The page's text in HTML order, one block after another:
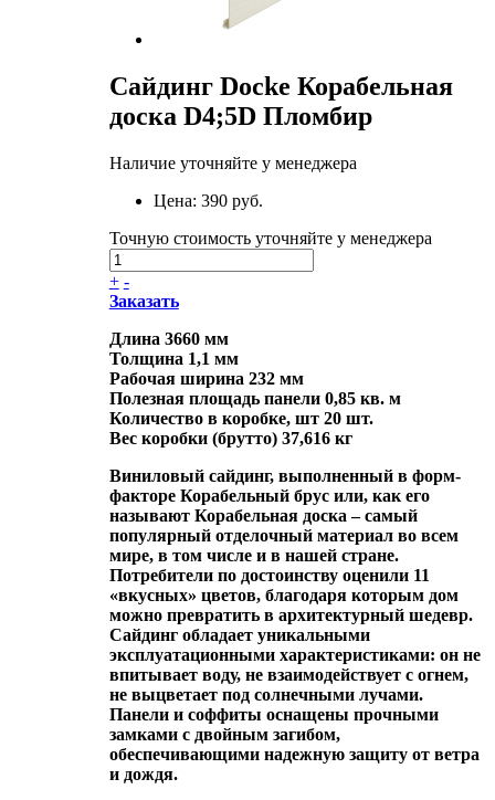
Сайдинг Docke Корабельная
доска D4;5D Пломбир
Наличие уточняйте у менеджера
Цена: 390 руб.
Точную стоимость уточняйте у менеджера
+ -
Заказать
Длина 3660 мм
Толщина 1,1 мм
Рабочая ширина 232 мм
Полезная площадь панели 0,85 кв. м
Количество в коробке, шт 20 шт.
Вес коробки (брутто) 37,616 кг
Виниловый сайдинг, выполненный в форм-
факторе Корабельный брус или, как его
называют Корабельная доска – самый
популярный отделочный материал во всем
мире, в том числе и в нашей стране.
Потребители по достоинству оценили 11
«вкусных» цветов, благодаря которым дом
можно превратить в архитектурный шедевр.
Сайдинг обладает уникальными
эксплуатационными характеристиками: он не
впитывает воду, не взаимодействует с огнем,
не выцветает под солнечными лучами.
Панели и соффиты оснащены прочными
замками с двойным загибом,
обеспечивающими надежную защиту от ветра
и дождя.